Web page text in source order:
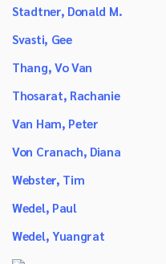
Stadtner, Donald M.
Svasti, Gee
Thang, Vo Van
Thosarat, Rachanie
Van Ham, Peter
Von Cranach, Diana
Webster, Tim
Wedel, Paul
Wedel, Yuangrat